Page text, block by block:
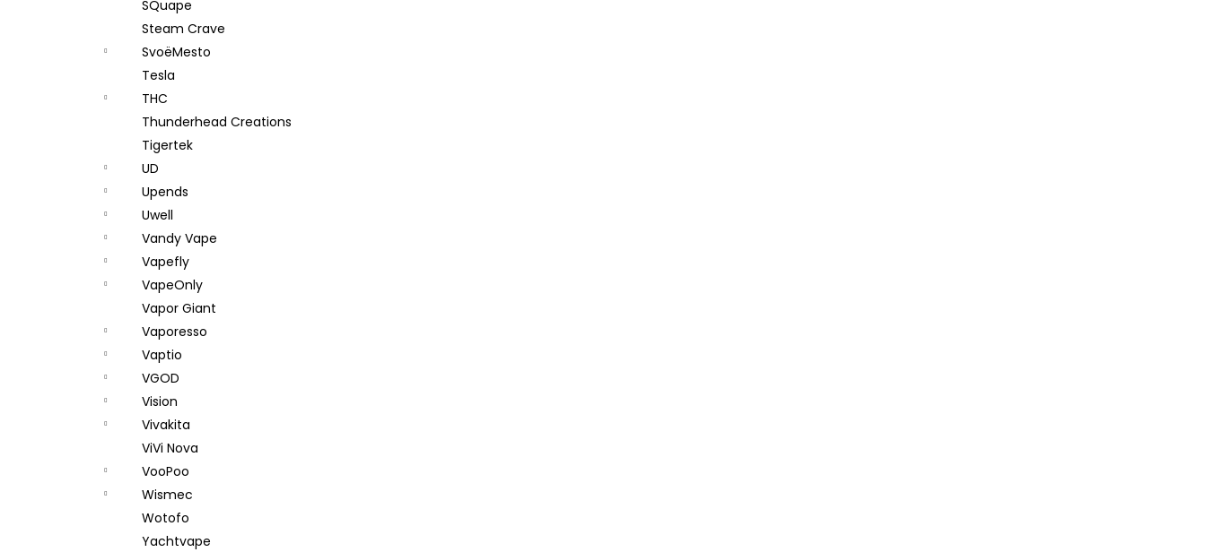
SQuape
Steam Crave
SvoëMesto
Tesla
THC
Thunderhead Creations
Tigertek
UD
Upends
Uwell
Vandy Vape
Vapefly
VapeOnly
Vapor Giant
Vaporesso
Vaptio
VGOD
Vision
Vivakita
ViVi Nova
VooPoo
Wismec
Wotofo
Yachtvape